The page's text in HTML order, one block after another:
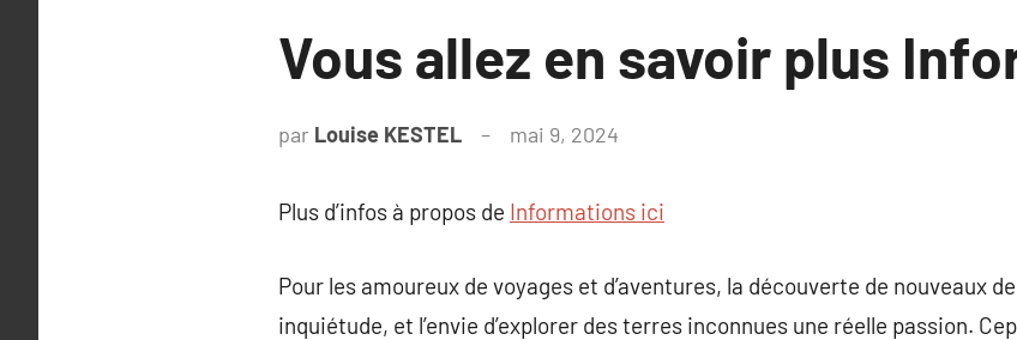
Vous allez en savoir plus
par Louise KESTEL mai 9, 2024
Plus d’infos à propos de Informations ici
Pour les amoureux de voyages et d’aventures, la découverte de nouveaux
inquiétude, et l’envie d’explorer des terres inconnues une réelle passion.